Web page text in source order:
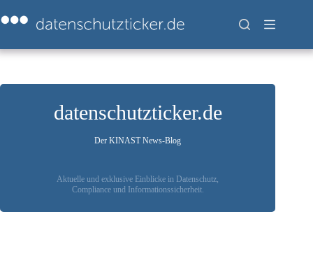
Inhalt
springen
datenschutzticker.de
Der KINAST News-Blog
Aktuelle und exklusive Einblicke in Datenschutz,
Compliance und Informationssicherheit.